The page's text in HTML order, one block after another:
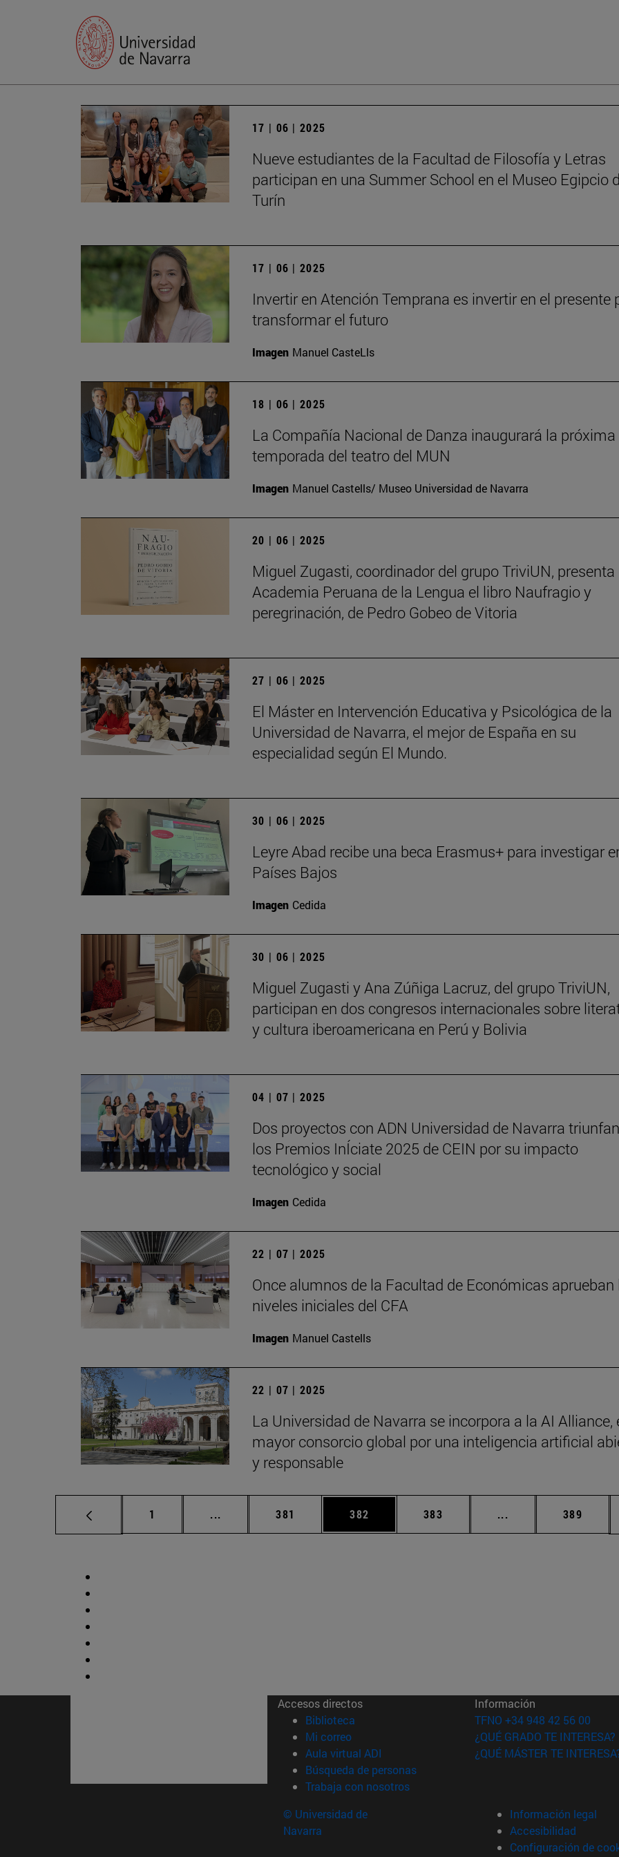
17 | 06 | 2025
Nueve estudiantes de la Facultad de Filosofía y Letras
participan en una Summer School en el Museo Egipcio
Turín
17 | 06 | 2025
Invertir en Atención Temprana es invertir en el presente
transformar el futuro
Imagen Manuel CasteLls
18 | 06 | 2025
La Compañía Nacional de Danza inaugurará la próxima
temporada del teatro del MUN
Imagen Manuel Castells/ Museo Universidad de Navarra
20 | 06 | 2025
Miguel Zugasti, coordinador del grupo TriviUN, presenta
Academia Peruana de la Lengua el libro Naufragio y
peregrinación, de Pedro Gobeo de Vitoria
27 | 06 | 2025
El Máster en Intervención Educativa y Psicológica de la
Universidad de Navarra, el mejor de España en su
especialidad según El Mundo.
30 | 06 | 2025
Leyre Abad recibe una beca Erasmus+ para investigar
Países Bajos
Imagen Cedida
30 | 06 | 2025
Miguel Zugasti y Ana Zúñiga Lacruz, del grupo TriviUN,
participan en dos congresos internacionales sobre
y cultura iberoamericana en Perú y Bolivia
04 | 07 | 2025
Dos proyectos con ADN Universidad de Navarra
los Premios InÍciate 2025 de CEIN por su impacto
tecnológico y social
Imagen Cedida
22 | 07 | 2025
Once alumnos de la Facultad de Económicas aprueban
niveles iniciales del CFA
Imagen Manuel Castells
22 | 07 | 2025
La Universidad de Navarra se incorpora a la AI Alliance,
mayor consorcio global por una inteligencia artificial
y responsable
Página
1 ... Páginas intermedias Use TAB para desplazarse.
Página
381 Página
382 Página
383 ... Páginas Página
389
Accesos directos
Biblioteca (abre en nueva ventana)
Mi correo(abre en nueva ventana)
Aula virtual ADI (abre en nueva ventana)
Búsqueda de personas(abre en nueva ventana)
Trabaja con nosotros(abre en nueva ventana)
Información
TFNO +34 948 42 56 00
¿QUÉ GRADO TE INTERESA?
¿QUÉ MÁSTER TE
© Universidad de
Navarra
Información legal
Accesibilidad
Configuración de